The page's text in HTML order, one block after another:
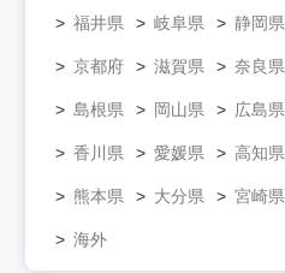
福井県 岐阜県 静岡県
京都府 滋賀県 奈良県
島根県 岡山県 広島県
香川県 愛媛県 高知県
熊本県 大分県 宮崎県
海外